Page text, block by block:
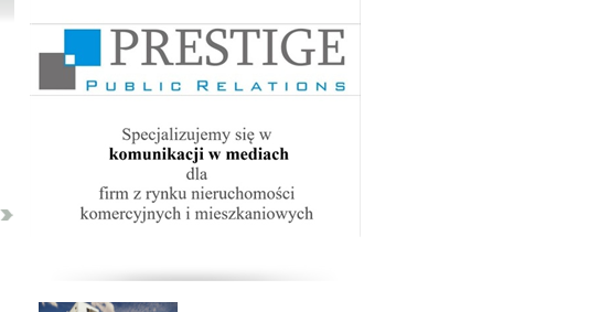
2016 2015 2014 2013
Gdańsk Ujeścisko-Łostowice
Strefa Progress
Łódź Śródmieście